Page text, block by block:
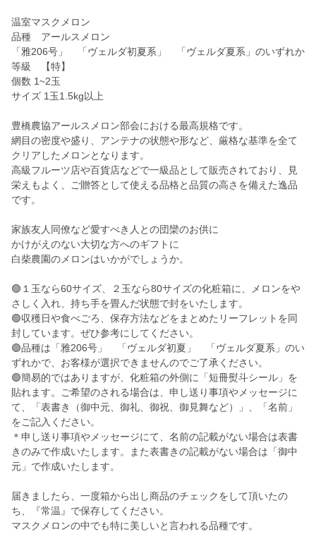
温室マスクメロン
品種 アールスメロン
「雅206号」 「ヴェルダ初夏系」 「ヴェルダ夏系」のいずれか
等級 【特】
個数 1~2玉
サイズ 1玉1.5kg以上
豊橋農協アールスメロン部会における最高規格です。
網目の密度や盛り、アンテナの状態や形など、厳格な基準を全て
クリアしたメロンとなります。
高級フルーツ店や百貨店などで一級品として販売されており、見
栄えもよく、ご贈答として使える品格と品質の高さを備えた逸品
です。
家族友人同僚など愛すべき人との団欒のお供に
かけがえのない大切な方へのギフトに
白柴農園のメロンはいかがでしょうか。
🟢１玉なら60サイズ、２玉なら80サイズの化粧箱に、メロンをや
さしく入れ、持ち手を畳んだ状態で封をいたします。
🟢収穫日や食べごろ、保存方法などをまとめたリーフレットを同
封しています。ぜひ参考にしてください。
🟢品種は「雅206号」 「ヴェルダ初夏」 「ヴェルダ夏系」のい
ずれかで、お客様が選択できませんのでご了承ください。
🟢簡易的ではありますが、化粧箱の外側に「短冊熨斗シール」を
貼れます。ご希望のされる場合は、申し送り事項やメッセージに
て、「表書き（御中元、御礼、御祝、御見舞など）」、「名前」
をご記入ください。
＊申し送り事項やメッセージにて、名前の記載がない場合は表書
きのみで作成いたします。また表書きの記載がない場合は「御中
元」で作成いたします。
届きましたら、一度箱から出し商品のチェックをして頂いたの
ち、『常温』で保存してください。
マスクメロンの中でも特に美しいと言われる品種です。